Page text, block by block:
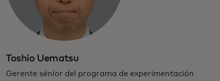
Toshio Uematsu
Gerente sénior del programa de experimentación